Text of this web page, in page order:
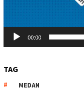
00:00
TAG
MEDAN